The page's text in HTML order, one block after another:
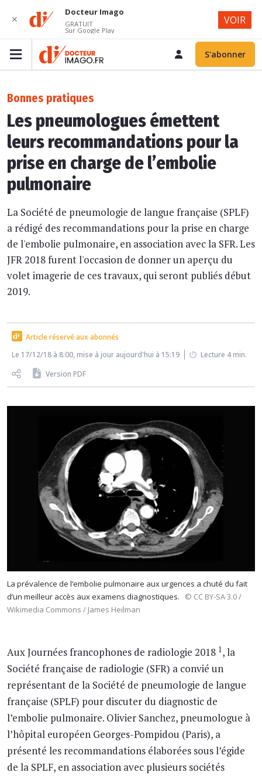
S'abonner
Bonnes pratiques
Les pneumologues émettent
leurs recommandations pour la
prise en charge de l’embolie
pulmonaire
La Société de pneumologie de langue française (SPLF)
a rédigé des recommandations pour la prise en charge
de l'embolie pulmonaire, en association avec la SFR. Les
JFR 2018 furent l'occasion de donner un aperçu du
volet imagerie de ces travaux, qui seront publiés début
2019.
Article réservé aux abonnés
Le 17/12/18 à 8:00, mise à jour aujourd'hui à 15:19
Lecture 4 min.
Version PDF
La prévalence de l’embolie pulmonaire aux urgences a chuté du fait
d’un meilleur accès aux examens diagnostiques.
© CC BY-SA 3.0 /
Wikimedia Commons / James Heilman
Aux Journées francophones de radiologie 2018 1, la
Société française de radiologie (SFR) a convié un
représentant de la Société de pneumologie de langue
française (SPLF) pour discuter du diagnostic de
l’embolie pulmonaire. Olivier Sanchez, pneumologue à
l’hôpital européen Georges-Pompidou (Paris), a
présenté les recommandations élaborées sous l’égide
de la SPLF, en association avec plusieurs sociétés
✕
Docteur Imago
GRATUIT
Sur Google Play
VOIR